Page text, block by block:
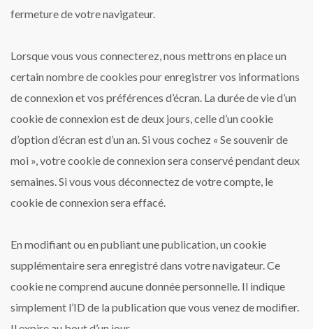
fermeture de votre navigateur.
Lorsque vous vous connecterez, nous mettrons en place un
certain nombre de cookies pour enregistrer vos informations
de connexion et vos préférences d’écran. La durée de vie d’un
cookie de connexion est de deux jours, celle d’un cookie
d’option d’écran est d’un an. Si vous cochez « Se souvenir de
moi », votre cookie de connexion sera conservé pendant deux
semaines. Si vous vous déconnectez de votre compte, le
cookie de connexion sera effacé.
En modifiant ou en publiant une publication, un cookie
supplémentaire sera enregistré dans votre navigateur. Ce
cookie ne comprend aucune donnée personnelle. Il indique
simplement l’ID de la publication que vous venez de modifier.